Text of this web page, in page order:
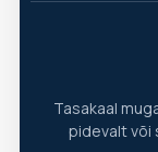
Tasakaal
pidevalt või